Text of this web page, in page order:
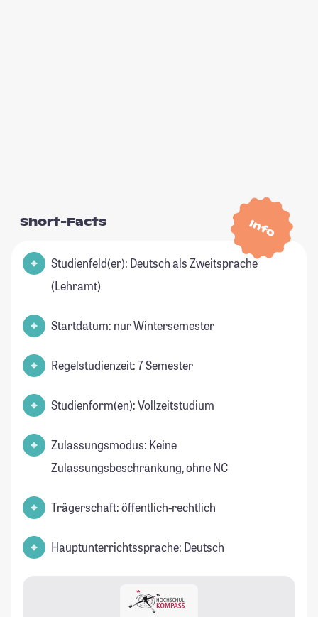
Info
Short-Facts
Studienfeld(er): Deutsch als Zweitsprache
(Lehramt)
Startdatum: nur Wintersemester
Regelstudienzeit: 7 Semester
Studienform(en): Vollzeitstudium
Zulassungsmodus: Keine
Zulassungsbeschränkung, ohne NC
Trägerschaft: öffentlich-rechtlich
Hauptunterrichtssprache: Deutsch